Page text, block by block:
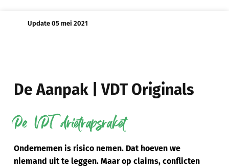
Update 05 mei 2021
De Aanpak | VDT Originals
De VDT drietrapsraket
Ondernemen is risico nemen. Dat hoeven we
niemand uit te leggen. Maar op claims, conflicten